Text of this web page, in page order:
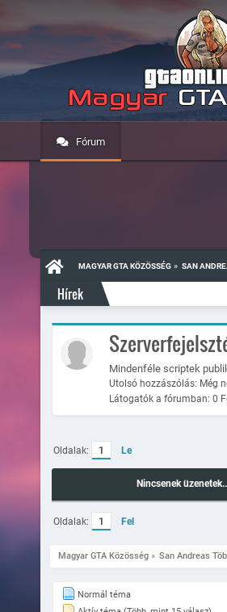
Fórum
MAGYAR GTA KÖZÖSSÉG » SAN
Hírek
Mindenféle scriptek
Utolsó hozzászólás: Még
Látogatók a fórumban: 0
Oldalak: 1 Le
Nincsenek
Oldalak: 1 Fel
Magyar GTA Közösség » San Andreas
Normál téma